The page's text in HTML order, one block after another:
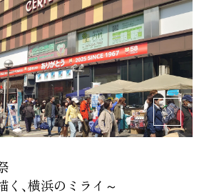
、横浜のミライ～